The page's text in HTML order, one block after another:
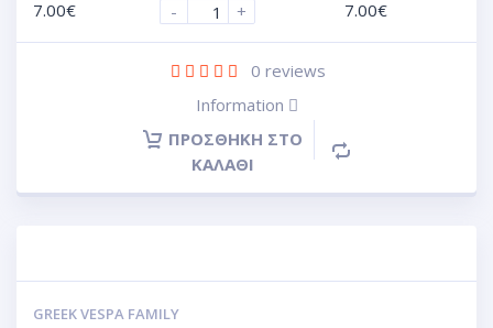
7.00€
-
+
7.00€
0 reviews
Information
ΠΡΟΣΘΉΚΗ ΣΤΟ
ΚΑΛΆΘΙ
GREEK VESPA FAMILY